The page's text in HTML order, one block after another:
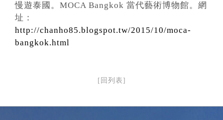
慢遊泰國。MOCA Bangkok 當代藝術博物館。網
址：
http://chanho85.blogspot.tw/2015/10/moca-
bangkok.html
[回列表]